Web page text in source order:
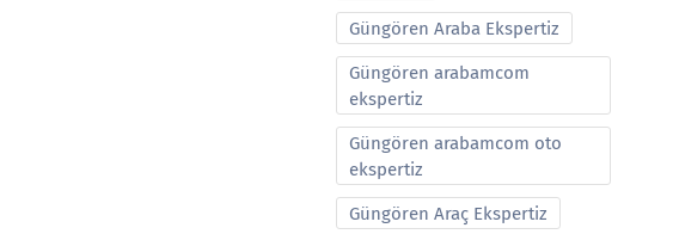
Güngören Araba Ekspertiz
Güngören arabamcom
ekspertiz
Güngören arabamcom oto
ekspertiz
Güngören Araç Ekspertiz